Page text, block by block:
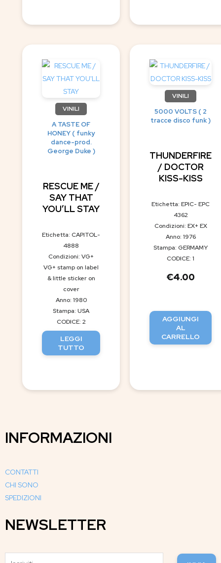
VINILI
A TASTE OF
HONEY ( funky
dance-prod.
George Duke )
RESCUE ME /
SAY THAT
YOU’LL STAY
Etichetta: CAPITOL-
4888
Condizioni: VG+
VG+ stamp on label
& little sticker on
cover
Anno: 1980
Stampa: USA
CODICE: 2
LEGGI
TUTTO
VINILI
5000 VOLTS ( 2
tracce disco funk )
THUNDERFIRE
/ DOCTOR
KISS-KISS
Etichetta: EPIC- EPC
4362
Condizioni: EX+ EX
Anno: 1976
Stampa: GERMAMY
CODICE: 1
€4.00
AGGIUNGI
AL
CARRELLO
INFORMAZIONI
CONTATTI
CHI SONO
SPEDIZIONI
NEWSLETTER